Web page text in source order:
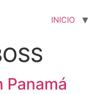
INICIO
Panamá